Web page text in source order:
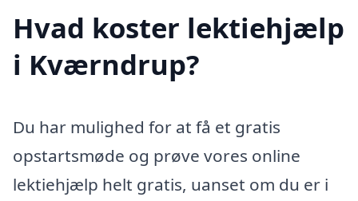
Hvad koster lektiehjælp
i Kværndrup?
Du har mulighed for at få et gratis
opstartsmøde og prøve vores online
lektiehjælp helt gratis, uanset om du er i